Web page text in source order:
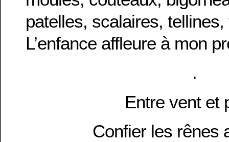
patelles, scalaires,
L’enfance affleure à mon
.
Entre vent et
Confier les rênes